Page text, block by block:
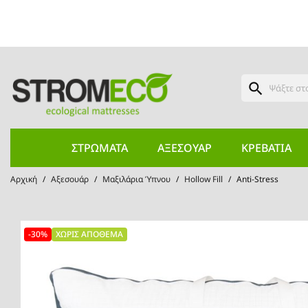
search
ΣΤΡΏΜΑΤΑ ΑΞΕΣΟΥΆΡ ΚΡΕΒΆΤΙΑ
Αρχική Αξεσουάρ Μαξιλάρια Ύπνου Hollow Fill Anti-Stress
-30% ΧΩΡΊΣ ΑΠΌΘΕΜΑ